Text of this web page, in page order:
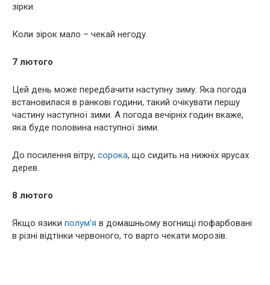
зірки.
Коли зірок мало – чекай негоду.
7 лютого
Цей день може передбачити наступну зиму. Яка погода
встановилася в ранкові години, такий очікувати першу
частину наступної зими. А погода вечірніх годин вкаже,
яка буде половина наступної зими.
До посилення вітру, сорока, що сидить на нижніх ярусах
дерев.
8 лютого
Якщо язики полум’я в домашньому вогнищі пофарбовані
в різні відтінки червоного, то варто чекати морозів.